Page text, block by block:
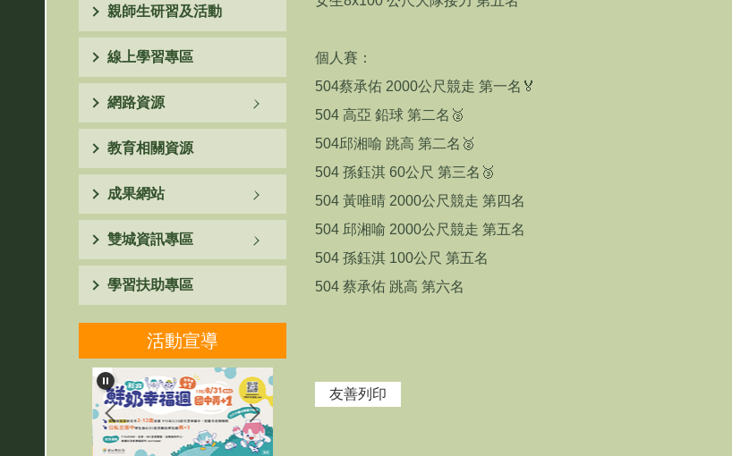
親師生研習及活動
線上學習專區
網路資源
教育相關資源
成果網站
雙城資訊專區
學習扶助專區
活動宣導
個人賽：
504蔡承佑 2000公尺競走 第一名🏅
504 高亞 鉛球 第二名🥈
504邱湘喻 跳高 第二名🥈
504 孫鈺淇 60公尺 第三名🥉
504 黃唯晴 2000公尺競走 第四名
504 邱湘喻 2000公尺競走 第五名
504 孫鈺淇 100公尺 第五名
504 蔡承佑 跳高 第六名
友善列印